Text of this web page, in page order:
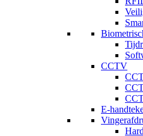
CCTV
E-